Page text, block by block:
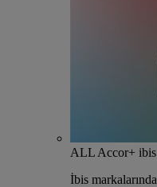
ALL Accor+ ibis
İbis markalarında